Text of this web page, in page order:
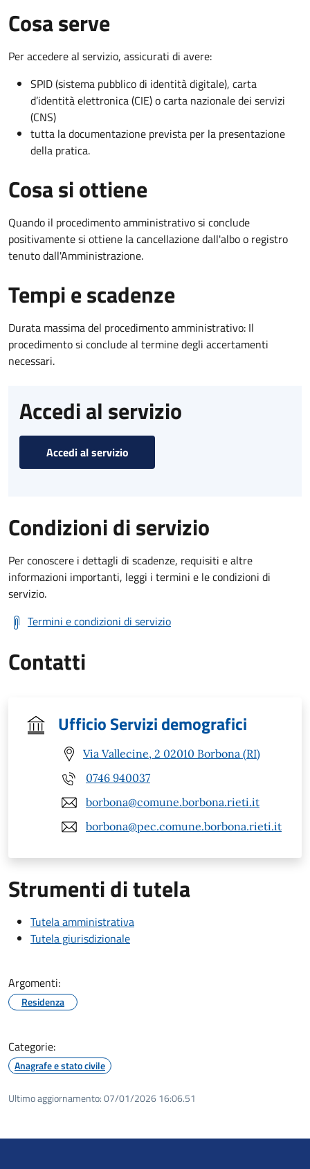
Cosa serve
Per accedere al servizio, assicurati di avere:
SPID (sistema pubblico di identità digitale), carta
d’identità elettronica (CIE) o carta nazionale dei servizi
(CNS)
tutta la documentazione prevista per la presentazione
della pratica.
Cosa si ottiene
Quando il procedimento amministrativo si conclude
positivamente si ottiene la cancellazione dall'albo o registro
tenuto dall'Amministrazione.
Tempi e scadenze
Durata massima del procedimento amministrativo: Il
procedimento si conclude al termine degli accertamenti
necessari.
Accedi al servizio
Accedi al servizio
Condizioni di servizio
Per conoscere i dettagli di scadenze, requisiti e altre
informazioni importanti, leggi i termini e le condizioni di
servizio.
Termini e condizioni di servizio
Contatti
Ufficio Servizi demografici
Via Vallecine, 2 02010 Borbona (RI)
0746 940037
borbona@comune.borbona.rieti.it
borbona@pec.comune.borbona.rieti.it
Strumenti di tutela
Tutela amministrativa
Tutela giurisdizionale
Argomenti:
Residenza
Categorie:
Anagrafe e stato civile
Ultimo aggiornamento:07/01/2026 16:06.51